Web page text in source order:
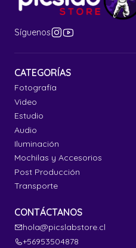
Síguenos
CATEGORÍAS
Fotografía
Video
Estudio
Audio
Iluminación
Mochilas y Accesorios
Post Producción
Transporte
CONTÁCTANOS
hola@picslabstore.cl
+56953504878